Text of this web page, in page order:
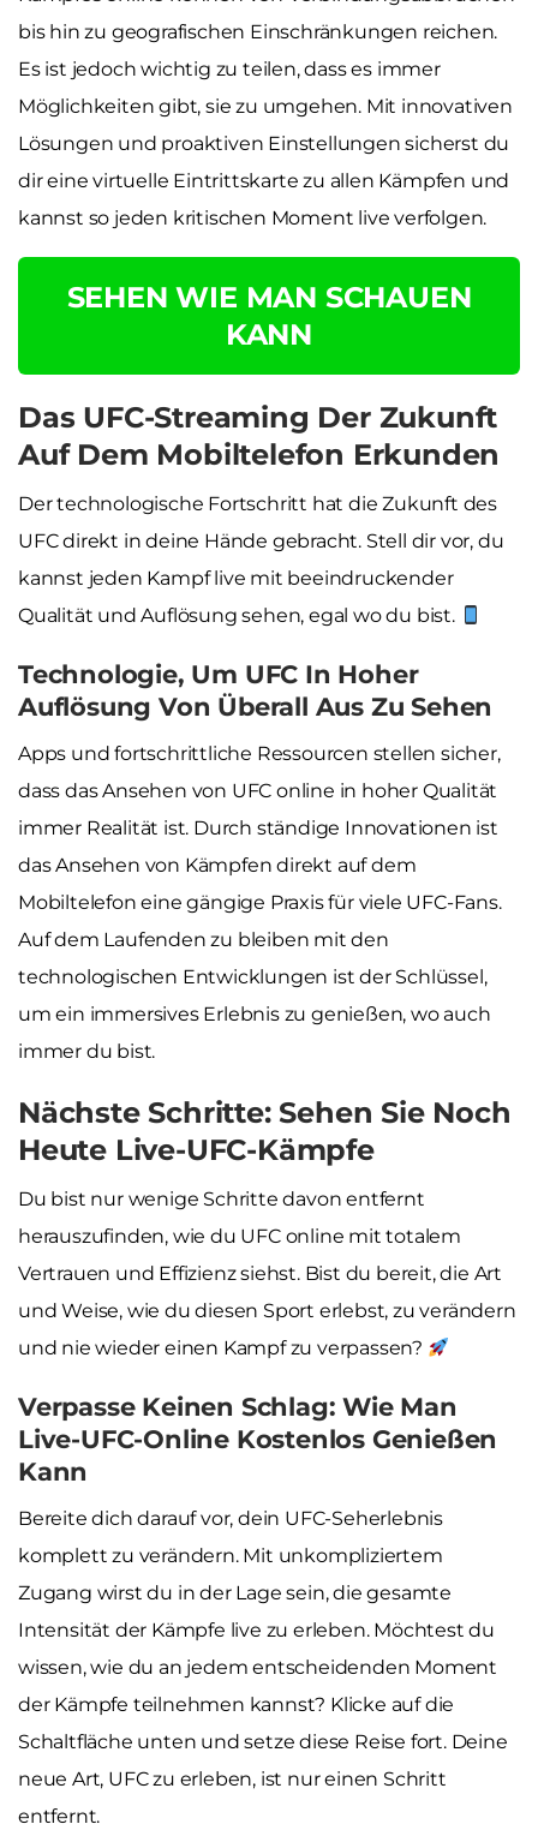
bis hin zu geografischen Einschränkungen reichen.
Es ist jedoch wichtig zu teilen, dass es immer
Möglichkeiten gibt, sie zu umgehen. Mit innovativen
Lösungen und proaktiven Einstellungen sicherst du
dir eine virtuelle Eintrittskarte zu allen Kämpfen und
kannst so jeden kritischen Moment live verfolgen.
SEHEN WIE MAN SCHAUEN
KANN
Das UFC-Streaming Der Zukunft
Auf Dem Mobiltelefon Erkunden
Der technologische Fortschritt hat die Zukunft des
UFC direkt in deine Hände gebracht. Stell dir vor, du
kannst jeden Kampf live mit beeindruckender
Qualität und Auflösung sehen, egal wo du bist.
Technologie, Um UFC In Hoher
Auflösung Von Überall Aus Zu Sehen
Apps und fortschrittliche Ressourcen stellen sicher,
dass das Ansehen von UFC online in hoher Qualität
immer Realität ist. Durch ständige Innovationen ist
das Ansehen von Kämpfen direkt auf dem
Mobiltelefon eine gängige Praxis für viele UFC-Fans.
Auf dem Laufenden zu bleiben mit den
technologischen Entwicklungen ist der Schlüssel,
um ein immersives Erlebnis zu genießen, wo auch
immer du bist.
Nächste Schritte: Sehen Sie Noch
Heute Live-UFC-Kämpfe
Du bist nur wenige Schritte davon entfernt
herauszufinden, wie du UFC online mit totalem
Vertrauen und Effizienz siehst. Bist du bereit, die Art
und Weise, wie du diesen Sport erlebst, zu verändern
und nie wieder einen Kampf zu verpassen?
Verpasse Keinen Schlag: Wie Man
Live-UFC-Online Kostenlos Genießen
Kann
Bereite dich darauf vor, dein UFC-Seherlebnis
komplett zu verändern. Mit unkompliziertem
Zugang wirst du in der Lage sein, die gesamte
Intensität der Kämpfe live zu erleben. Möchtest du
wissen, wie du an jedem entscheidenden Moment
der Kämpfe teilnehmen kannst? Klicke auf die
Schaltfläche unten und setze diese Reise fort. Deine
neue Art, UFC zu erleben, ist nur einen Schritt
entfernt.